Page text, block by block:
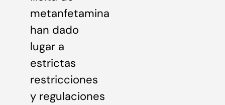
metanfetamina
han dado
lugar a
estrictas
restricciones
y regulaciones